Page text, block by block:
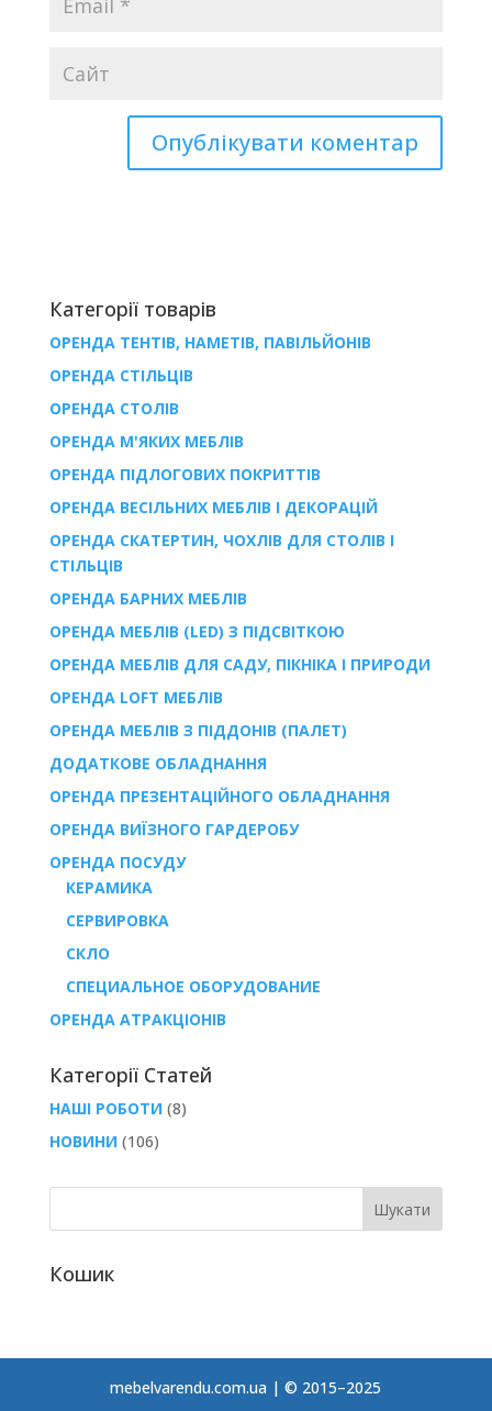
Категорії товарів
ОРЕНДА ТЕНТІВ, НАМЕТІВ, ПАВІЛЬЙОНІВ
ОРЕНДА СТІЛЬЦІВ
ОРЕНДА СТОЛІВ
ОРЕНДА М'ЯКИХ МЕБЛІВ
ОРЕНДА ПІДЛОГОВИХ ПОКРИТТІВ
ОРЕНДА ВЕСІЛЬНИХ МЕБЛІВ І ДЕКОРАЦІЙ
ОРЕНДА СКАТЕРТИН, ЧОХЛІВ ДЛЯ СТОЛІВ І
СТІЛЬЦІВ
ОРЕНДА БАРНИХ МЕБЛІВ
ОРЕНДА МЕБЛІВ (LED) З ПІДСВІТКОЮ
ОРЕНДА МЕБЛІВ ДЛЯ САДУ, ПІКНІКА І ПРИРОДИ
ОРЕНДА LOFT МЕБЛІВ
ОРЕНДА МЕБЛІВ З ПІДДОНІВ (ПАЛЕТ)
ДОДАТКОВЕ ОБЛАДНАННЯ
ОРЕНДА ПРЕЗЕНТАЦІЙНОГО ОБЛАДНАННЯ
ОРЕНДА ВИЇЗНОГО ГАРДЕРОБУ
ОРЕНДА ПОСУДУ
КЕРАМИКА
СЕРВИРОВКА
СКЛО
СПЕЦИАЛЬНОЕ ОБОРУДОВАНИЕ
ОРЕНДА АТРАКЦІОНІВ
Категорії Статей
НАШІ РОБОТИ(8)
НОВИНИ(106)
Кошик
mebelvarendu.com.ua | © 2015–2025